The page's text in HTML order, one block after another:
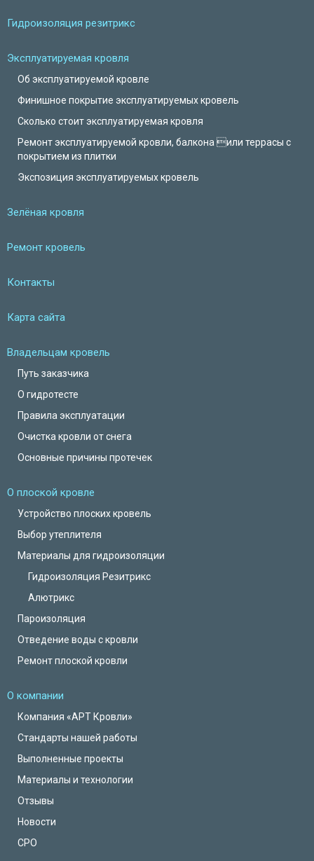
Гидроизоляция резитрикс
Эксплуатируемая кровля
Об эксплуатируемой кровле
Финишное покрытие эксплуатируемых кровель
Сколько стоит эксплуатируемая кровля
Ремонт эксплуатируемой кровли, балкона или террасы с
покрытием из плитки
Экспозиция эксплуатируемых кровель
Зелёная кровля
Ремонт кровель
Контакты
Карта сайта
Владельцам кровель
Путь заказчика
О гидротесте
Правила эксплуатации
Очистка кровли от снега
Основные причины протечек
О плоской кровле
Устройство плоских кровель
Выбор утеплителя
Материалы для гидроизоляции
Гидроизоляция Резитрикс
Алютрикс
Пароизоляция
Отведение воды с кровли
Ремонт плоской кровли
О компании
Компания «АРТ Кровли»
Стандарты нашей работы
Выполненные проекты
Материалы и технологии
Отзывы
Новости
СРО